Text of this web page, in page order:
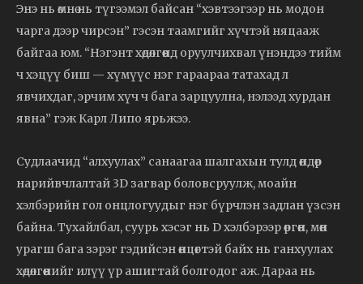
Энэ нь өмнө нь түгээмэл байсан “хэвтээгээр нь модон
чарга дээр чирсэн” гэсэн таамгийг хүчтэй няцааж
байгаа юм. “Нэгэнт хөдөлгөөнд оруулчихвал үнэндээ тийм
ч хэцүү биш — хүмүүс нэг гараараа татахад л
явчихдаг, эрчим хүч ч бага зарцуулна, нэлээд хурдан
явна” гэж Карл Липо ярьжээ.
Судлаачид “алхуулах” санаагаа шалгахын тулд өндөр
нарийвчлалтай 3D загвар боловсруулж, моайн
хэлбэрийн гол онцлогуудыг нэг бүрчлэн задлан үзсэн
байна. Тухайлбал, суурь хэсэг нь D хэлбэрээр өргөн, мөн
урагш бага зэрэг гэдийсэн өнцөгтэй байх нь ганхуулах
хөдөлгөөнийг илүү үр ашигтай болгодог аж. Дараа нь